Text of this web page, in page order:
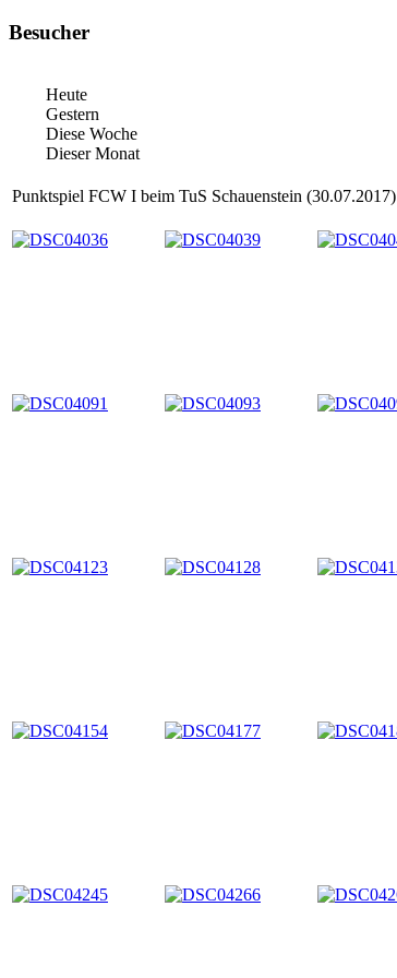
Besucher
Heute
Gestern
Diese Woche
Dieser Monat
Punktspiel FCW I beim TuS Schauenstein (30.07.2017)